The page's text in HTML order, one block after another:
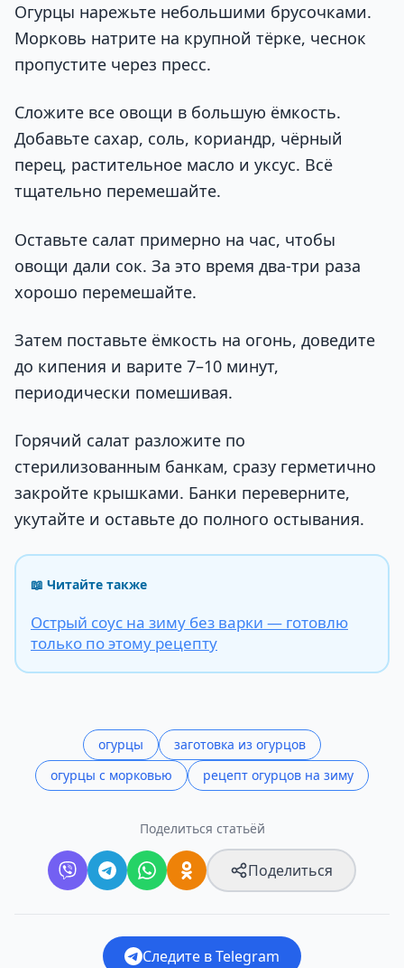
Огурцы нарежьте небольшими брусочками.
Морковь натрите на крупной тёрке, чеснок
пропустите через пресс.
Сложите все овощи в большую ёмкость.
Добавьте сахар, соль, кориандр, чёрный
перец, растительное масло и уксус. Всё
тщательно перемешайте.
Оставьте салат примерно на час, чтобы
овощи дали сок. За это время два-три раза
хорошо перемешайте.
Затем поставьте ёмкость на огонь, доведите
до кипения и варите 7–10 минут,
периодически помешивая.
Горячий салат разложите по
стерилизованным банкам, сразу герметично
закройте крышками. Банки переверните,
укутайте и оставьте до полного остывания.
📖 Читайте также
Острый соус на зиму без варки — готовлю
только по этому рецепту
огурцы
заготовка из огурцов
огурцы с морковью
рецепт огурцов на зиму
Поделиться статьёй
Поделиться
Следите в Telegram